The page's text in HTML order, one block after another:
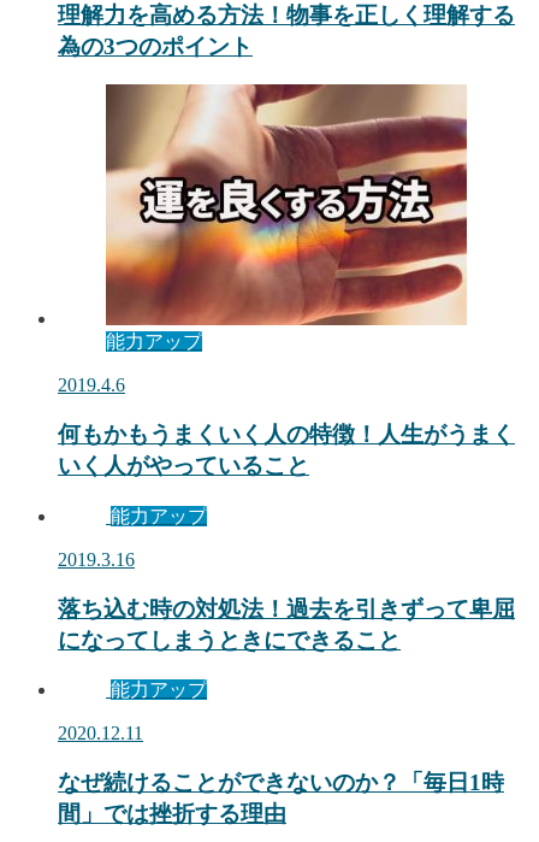
理解力を高める方法！物事を正しく理解する
為の3つのポイント
能力アップ
2019.4.6
何もかもうまくいく人の特徴！人生がうまく
いく人がやっていること
能力アップ
2019.3.16
落ち込む時の対処法！過去を引きずって卑屈
になってしまうときにできること
能力アップ
2020.12.11
なぜ続けることができないのか？「毎日1時
間」では挫折する理由